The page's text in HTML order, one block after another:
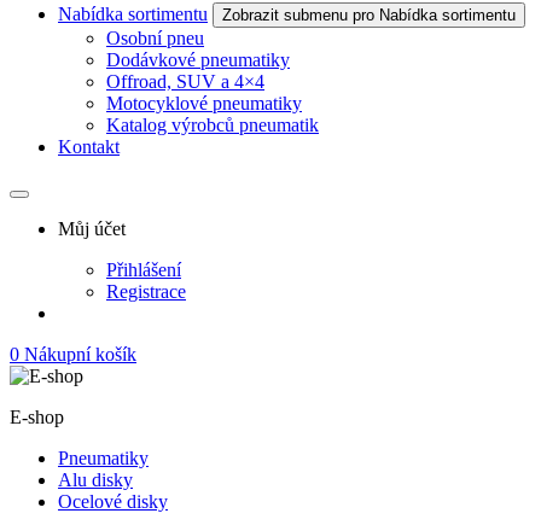
Nabídka sortimentu Zobrazit submenu pro Nabídka sortimentu
Osobní pneu
Dodávkové pneumatiky
Offroad, SUV a 4×4
Motocyklové pneumatiky
Katalog výrobců pneumatik
Kontakt
Můj účet
Přihlášení
Registrace
0 Nákupní košík
E-shop
Pneumatiky
Alu disky
Ocelové disky